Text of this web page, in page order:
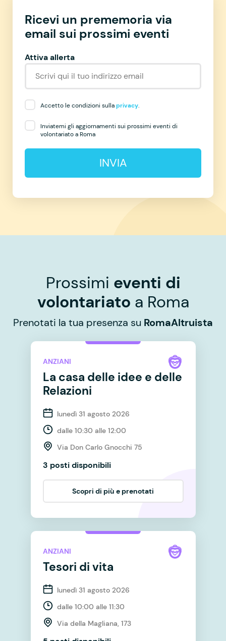
Ricevi un prememoria via
email sui prossimi eventi
Attiva allerta
Accetto le condizioni sullaprivacy.
Inviatemi gli aggiornamenti sui prossimi eventi di
volontariato a Roma
INVIA
Prossimi eventi di
volontariato a Roma
Prenotati la tua presenza su RomaAltruista
ANZIANI
La casa delle idee e delle
Relazioni
lunedì 31 agosto 2026
dalle 10:30 alle 12:00
Via Don Carlo Gnocchi 75
3 posti disponibili
Scopri di più e prenotati
ANZIANI
Tesori di vita
lunedì 31 agosto 2026
dalle 10:00 alle 11:30
Via della Magliana, 173